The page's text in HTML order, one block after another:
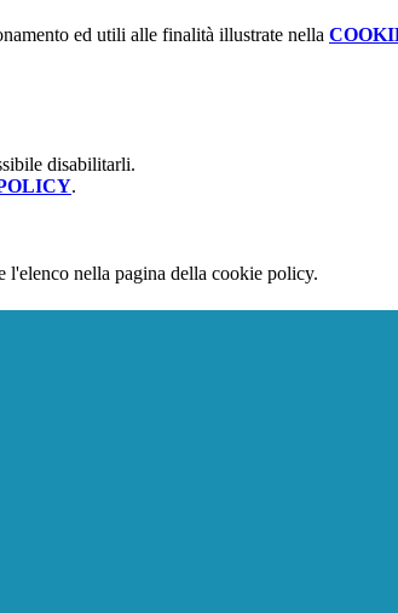
ed utili alle finalità illustrate nella
disabilitarli.
.
l'elenco nella pagina della cookie policy.